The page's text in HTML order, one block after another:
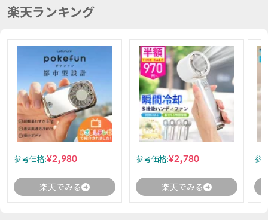
楽天ランキング
参考価格:¥2,980
楽天でみる
参考価格:¥2,780
楽天でみる
参